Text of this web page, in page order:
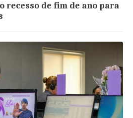
recesso de fim de ano para